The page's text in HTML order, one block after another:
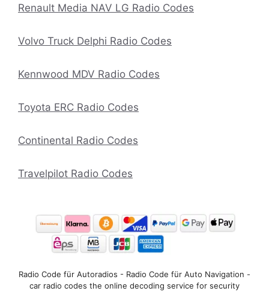
Renault Media NAV LG Radio Codes
Volvo Truck Delphi Radio Codes
Kennwood MDV Radio Codes
Toyota ERC Radio Codes
Continental Radio Codes
Travelpilot Radio Codes
Radio Code für Autoradios - Radio Code für Auto Navigation -
car radio codes the online decoding service for security